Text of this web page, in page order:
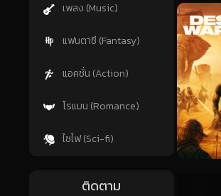
เพลง (Music)
แฟนตาซี (Fantasy)
แอคชั่น (Action)
โรแมน (Romance)
ไซไฟ (Sci-fi)
ติดตาม